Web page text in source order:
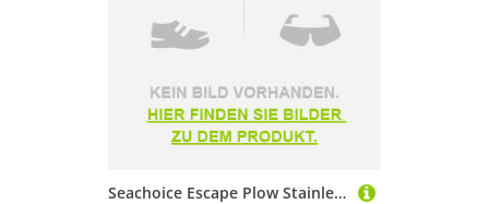
Seachoice Escape Plow Stainless Steel Anchor Silber 19.95 kg